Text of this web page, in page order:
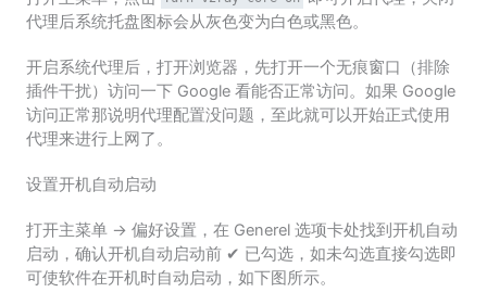
代理后系统托盘图标会从灰色变为白色或黑色。
开启系统代理后，打开浏览器，先打开一个无痕窗口（排除
插件干扰）访问一下 Google 看能否正常访问。如果 Google
访问正常那说明代理配置没问题，至此就可以开始正式使用
代理来进行上网了。
设置开机自动启动
打开主菜单 -> 偏好设置，在 Generel 选项卡处找到开机自动
启动，确认开机自动启动前 ✔ 已勾选，如未勾选直接勾选即
可使软件在开机时自动启动，如下图所示。